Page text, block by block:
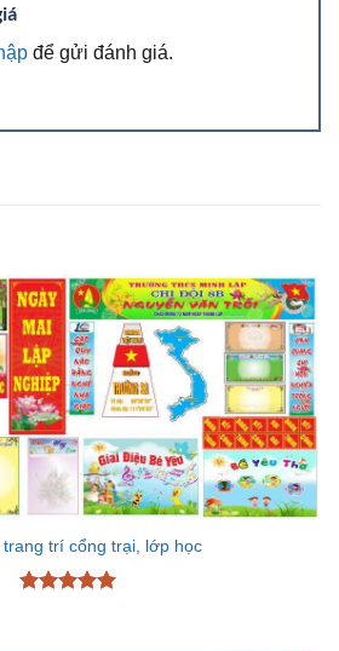
để gửi đánh giá.
trang trí cổng trại, lớp học